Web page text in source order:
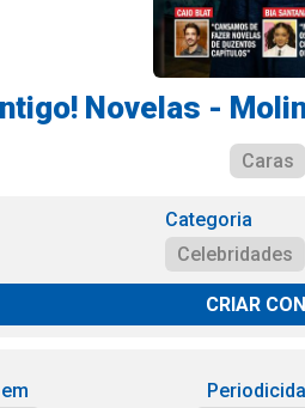
Novelas -
Caras
Categoria
Celebridades
CRIAR